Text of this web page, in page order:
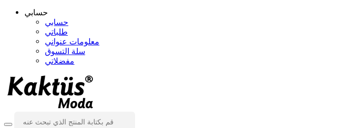
حسابي
حسابي
طلباتي
معلومات عنواني
سلة التسوق
مفضلاتي